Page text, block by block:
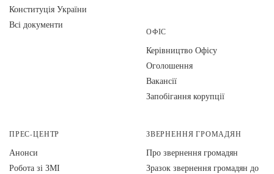
Конституція України
Всі документи
ОФІС
Керівництво Офісу
Оголошення
Вакансії
Запобігання корупції
ПРЕС-ЦЕНТР
Анонси
Робота зі ЗМІ
ЗВЕРНЕННЯ ГРОМАДЯН
Про звернення громадян
Зразок звернення громадян до